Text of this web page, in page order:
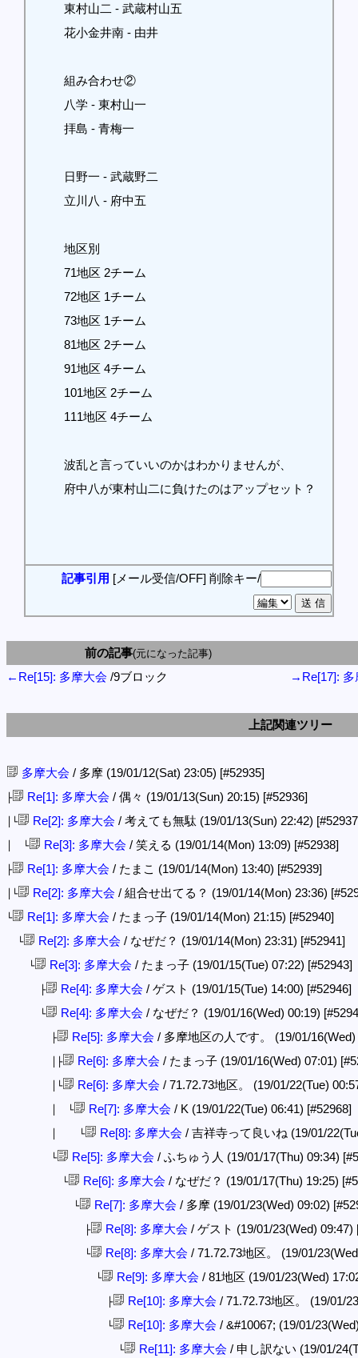
東村山二 - 武蔵村山五
花小金井南 - 由井
組み合わせ②
八学 - 東村山一
拝島 - 青梅一
日野一 - 武蔵野二
立川八 - 府中五
地区別
71地区 2チーム
72地区 1チーム
73地区 1チーム
81地区 2チーム
91地区 4チーム
101地区 2チーム
111地区 4チーム
波乱と言っていいのかはわかりませんが、
府中八が東村山二に負けたのはアップセット？
記事引用 [メール受信/OFF] 削除キー/
前の記事(元になった記事)
←Re[15]: 多摩大会 /9ブロック →Re[17]: 多
上記関連ツリー
多摩大会 / 多摩 (19/01/12(Sat) 23:05) [#52935]
├ Re[1]: 多摩大会 / 偶々 (19/01/13(Sun) 20:15) [#52936]
│└ Re[2]: 多摩大会 / 考えても無駄 (19/01/13(Sun) 22:42)
│ └ Re[3]: 多摩大会 / 笑える (19/01/14(Mon) 13:09) [#52938]
├ Re[1]: 多摩大会 / たまこ (19/01/14(Mon) 13:40) [#52939]
│└ Re[2]: 多摩大会 / 組合せ出てる？ (19/01/14(Mon) 23:36)
└ Re[1]: 多摩大会 / たまっ子 (19/01/14(Mon) 21:15) [#52940]
└ Re[2]: 多摩大会 / なぜだ？ (19/01/14(Mon) 23:31) [#52941]
└ Re[3]: 多摩大会 / たまっ子 (19/01/15(Tue) 07:22) [#52943]
├ Re[4]: 多摩大会 / ゲスト (19/01/15(Tue) 14:00) [#52946]
└ Re[4]: 多摩大会 / なぜだ？ (19/01/16(Wed) 00:19)
├ Re[5]: 多摩大会 / 多摩地区の人です。 (19/01/
│├ Re[6]: 多摩大会 / たまっ子 (19/01/16(Wed) 07:01)
│└ Re[6]: 多摩大会 / 71.72.73地区。 (19/01/22(Tue)
│ └ Re[7]: 多摩大会 / K (19/01/22(Tue) 06:41) [#52968]
│ └ Re[8]: 多摩大会 / 吉祥寺って良いね (19/01/
└ Re[5]: 多摩大会 / ふちゅう人 (19/01/17(Thu) 09:34)
└ Re[6]: 多摩大会 / なぜだ？ (19/01/17(Thu) 19:25)
└ Re[7]: 多摩大会 / 多摩 (19/01/23(Wed) 09:02)
├ Re[8]: 多摩大会 / ゲスト (19/01/23(Wed) 09:47)
└ Re[8]: 多摩大会 / 71.72.73地区。 (19/01/
└ Re[9]: 多摩大会 / 81地区 (19/01/23(Wed)
├ Re[10]: 多摩大会 / 71.72.73地区。 (19/01/
└ Re[10]: 多摩大会 / &#10067; (19/01/
└ Re[11]: 多摩大会 / 申し訳ない (19/01/